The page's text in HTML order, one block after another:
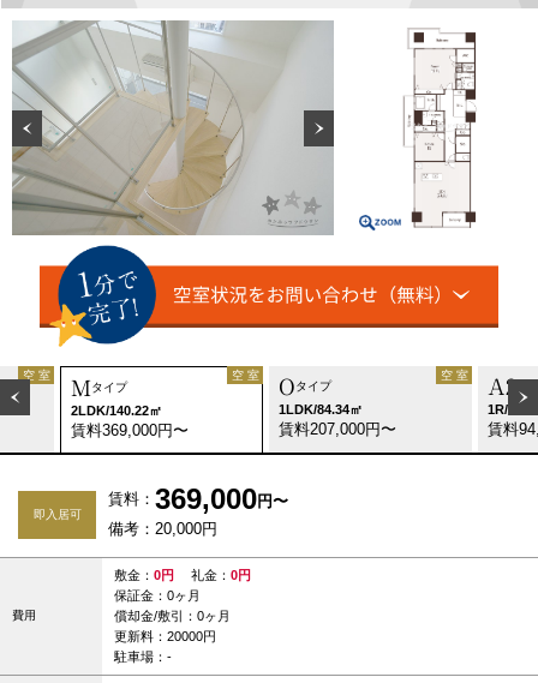
空 室
Mタイプ
2LDK/140.22㎡
賃料369,000円〜
空 室
Oタイプ
1LDK/84.34㎡
賃料207,000円〜
空 室
A2
1R/
賃料
即入居可
賃料： 369,000円〜
備考：20,000円
費用
敷金： 0円 礼金： 0円
保証金：0ヶ月
償却金/敷引：0ヶ月
更新料：20000円
駐車場：-